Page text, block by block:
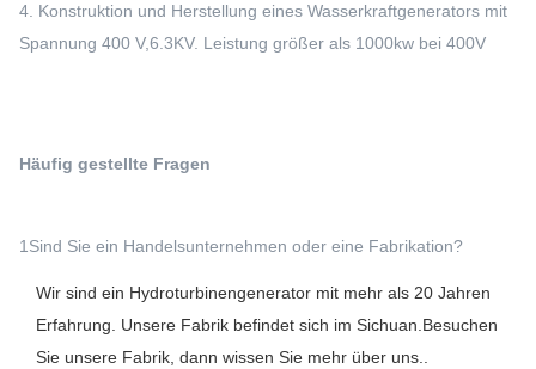
4. Konstruktion und Herstellung eines Wasserkraftgenerators mit
Spannung 400 V,6.3KV. Leistung größer als 1000kw bei 400V
Häufig gestellte Fragen
1Sind Sie ein Handelsunternehmen oder eine Fabrikation?
Wir sind ein Hydroturbinengenerator mit mehr als 20 Jahren
Erfahrung. Unsere Fabrik befindet sich im Sichuan.Besuchen
Sie unsere Fabrik, dann wissen Sie mehr über uns..